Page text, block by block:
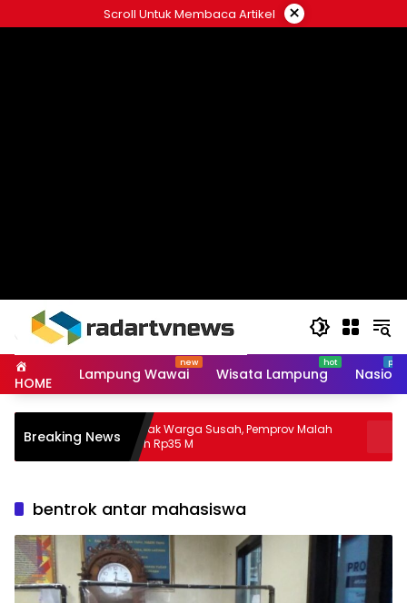
to
Scroll Untuk Membaca Artikel ×
HOME Lampung Wawai Wisata Lampung
Breaking News
Banyak Warga Susah, Pemprov Malah
Hibah Rp35 M
bentrok antar mahasiswa